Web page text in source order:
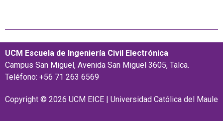
UCM Escuela de Ingeniería Civil Electrónica
Campus San Miguel, Avenida San Miguel 3605, Talca.
Teléfono: +56 71 263 6569
Copyright © 2026 UCM EICE | Universidad Católica del Maule